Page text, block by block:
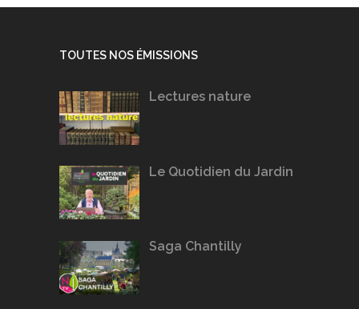
TOUTES NOS ÉMISSIONS
Lectures nature
Le Quotidien du Jardin
Saga Chantilly